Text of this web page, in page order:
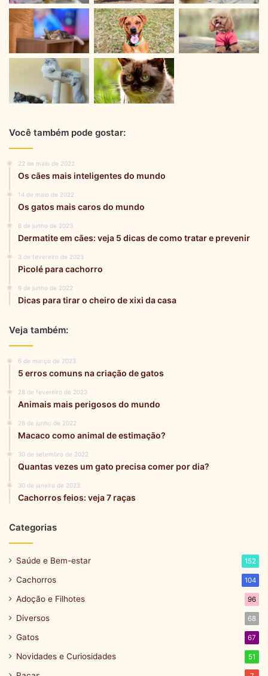
Você também pode gostar:
22 de maio de 2022
Os cães mais inteligentes do mundo
14 de maio de 2022
Os gatos mais caros do mundo
8 de junho de 2023
Dermatite em cães: veja 5 dicas de como tratar e prevenir
3 de fevereiro de 2023
Picolé para cachorro
9 de junho de 2022
Dicas para tirar o cheiro de xixi da casa
Veja também:
6 de março de 2023
5 erros comuns na criação de gatos
28 de fevereiro de 2023
Animais mais perigosos do mundo
26 de junho de 2022
Macaco como animal de estimação?
30 de setembro de 2022
Quantas vezes um gato precisa comer por dia?
30 de janeiro de 2023
Cachorros feios: veja 7 raças
Categorias
Saúde e Bem-estar 152
Cachorros 104
Adoção e Filhotes 96
Diversos 68
Gatos 67
Novidades e Curiosidades 51